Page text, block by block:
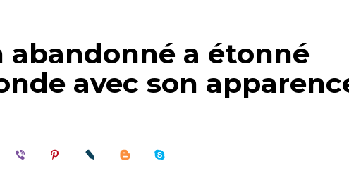
abandonné a étonné
avec son